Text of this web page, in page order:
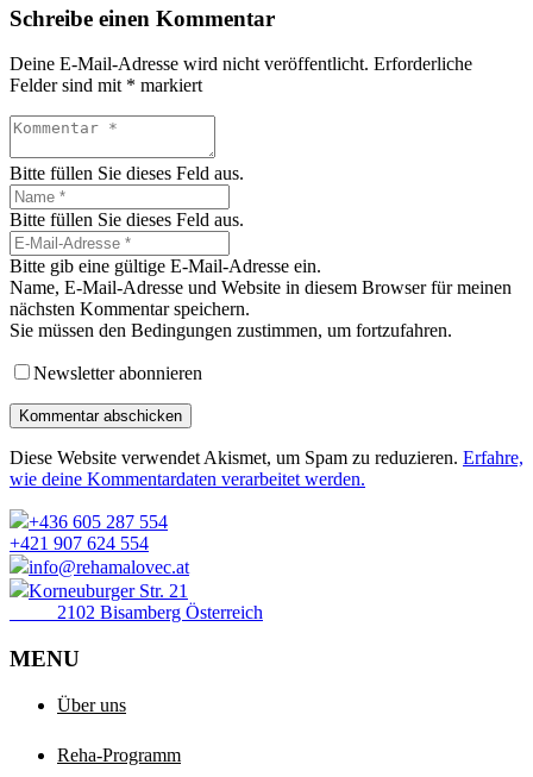
Schreibe einen Kommentar
Deine E-Mail-Adresse wird nicht veröffentlicht. Erforderliche
Felder sind mit * markiert
Bitte füllen Sie dieses Feld aus.
Bitte füllen Sie dieses Feld aus.
Bitte gib eine gültige E-Mail-Adresse ein.
Name, E-Mail-Adresse und Website in diesem Browser für meinen
nächsten Kommentar speichern.
Sie müssen den Bedingungen zustimmen, um fortzufahren.
Newsletter abonnieren
Kommentar abschicken
Diese Website verwendet Akismet, um Spam zu reduzieren. Erfahre,
wie deine Kommentardaten verarbeitet werden.
+436 605 287 554
+421 907 624 554
info@rehamalovec.at
Korneuburger Str. 21
2102 Bisamberg Österreich
MENU
Über uns
Reha-Programm